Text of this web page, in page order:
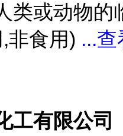
类或动物的
非食用) ...查
工有限公司